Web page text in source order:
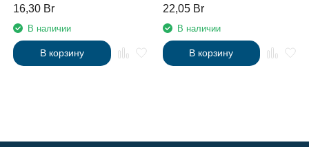
“Hyaluronic acid”, 100мл
16,30 Br
В наличии
В корзину
22,05 Br
В наличии
В корзину